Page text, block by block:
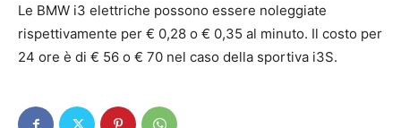
Le BMW i3 elettriche possono essere noleggiate
rispettivamente per € 0,28 o € 0,35 al minuto. Il costo per
24 ore è di € 56 o € 70 nel caso della sportiva i3S.